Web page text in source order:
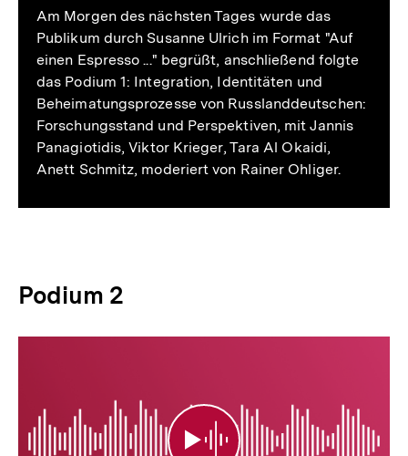
Am Morgen des nächsten Tages wurde das
Publikum durch Susanne Ulrich im Format "Auf
einen Espresso ..." begrüßt, anschließend folgte
das Podium 1: Integration, Identitäten und
Beheimatungsprozesse von Russlanddeutschen:
Forschungsstand und Perspektiven, mit Jannis
Panagiotidis, Viktor Krieger, Tara Al Okaidi,
Anett Schmitz, moderiert von Rainer Ohliger.
Podium 2